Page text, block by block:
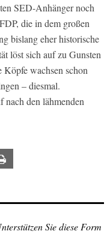
SED-Anhänger noch
die in dem großen
bislang eher historische
löst sich auf zu Gunsten
wachsen schon
– diesmal.
nach den lähmenden
Sie diese Form